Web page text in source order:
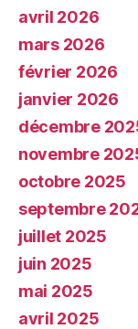
avril 2026
mars 2026
février 2026
janvier 2026
décembre
novembre
octobre 2025
septembre
juillet 2025
juin 2025
mai 2025
avril 2025